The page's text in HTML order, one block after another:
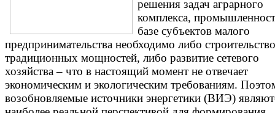
решения задач аграрного
комплекса,
базе субъектов малого
предпринимательства необходимо либо строительство
традиционных мощностей, либо развитие сетевого
хозяйства – что в настоящий момент не отвечает
экономическим и экологическим требованиям.
возобновляемые источники энергетики (ВИЭ)